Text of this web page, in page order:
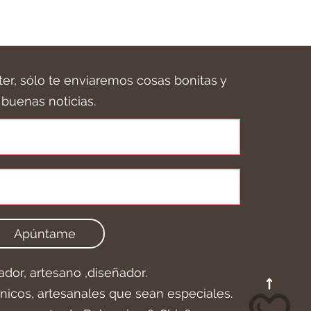
sólo te enviaremos cosas bonitas y
buenas noticias.
Apúntame
artesano ,diseñador.
artesanales que sean especiales.